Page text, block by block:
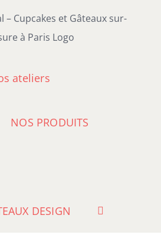
ateliers
NOS PRODUITS
DESIGN